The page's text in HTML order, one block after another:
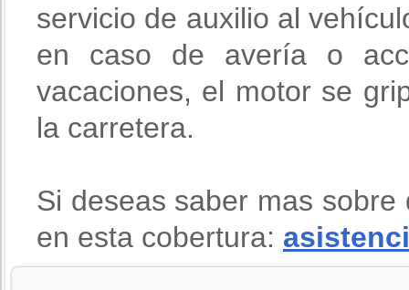
servicio de auxilio al
en caso de avería o
vacaciones, el motor se
la carretera.
Si deseas saber mas
en esta cobertura: